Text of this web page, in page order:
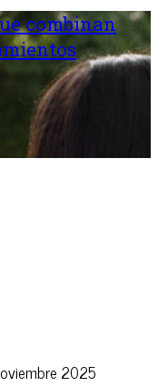
combinan
2025